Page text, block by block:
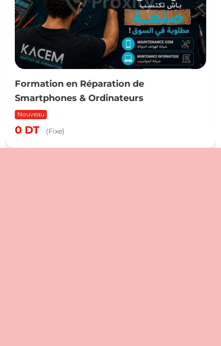
Formation en Réparation de
Smartphones & Ordinateurs
Nouveau
0 DT (Fixe)